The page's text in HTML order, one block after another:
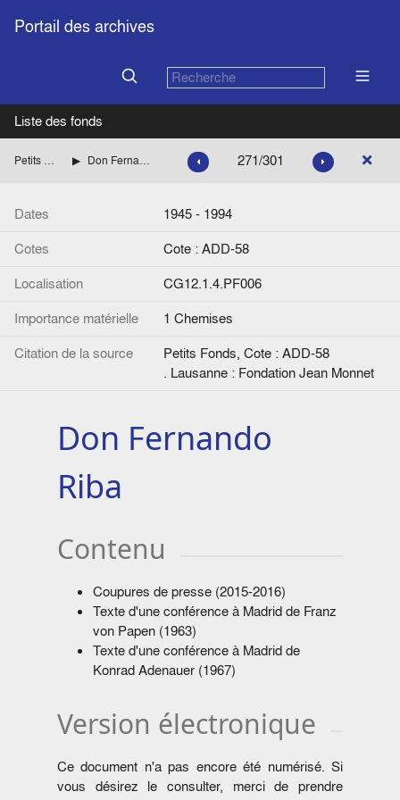
Portail des archives
Liste des fonds
Petits Fonds Don Fernando Riba 271/301
Dates
1945 - 1994
Cotes
Cote : ADD-58
Localisation
CG12.1.4.PF006
Importance matérielle
1 Chemises
Citation de la source
Petits Fonds, Cote : ADD-58
. Lausanne : Fondation Jean Monnet
Don Fernando
Riba
Contenu
Coupures de presse (2015-2016)
Texte d'une conférence à Madrid de Franz
von Papen (1963)
Texte d'une conférence à Madrid de
Konrad Adenauer (1967)
Version électronique
Ce document n'a pas encore été numérisé. Si
vous désirez le consulter, merci de prendre